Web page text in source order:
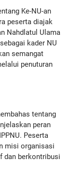
Ke-NU-an
peserta diajak
Nahdlatul Ulama
kader NU
semangat
penuturan
tentang
peran
Peserta
misi organisasi
dan berkontribusi